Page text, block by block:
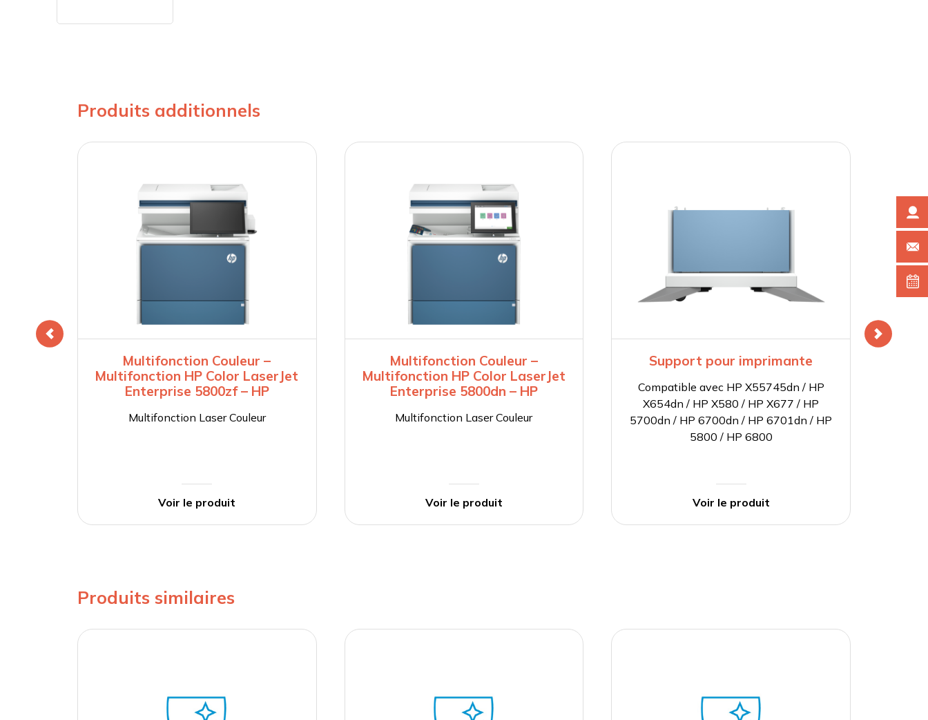
Produits additionnels
Multifonction Couleur –
Multifonction HP Color LaserJet
Enterprise 5800zf – HP
Multifonction Laser Couleur
Voir le produit
Multifonction Couleur –
Multifonction HP Color LaserJet
Enterprise 5800dn – HP
Multifonction Laser Couleur
Voir le produit
Support pour imprimante
Compatible avec HP X55745dn / HP
X654dn / HP X580 / HP X677 / HP
5700dn / HP 6700dn / HP 6701dn / HP
5800 / HP 6800
Voir le produit
Produits similaires